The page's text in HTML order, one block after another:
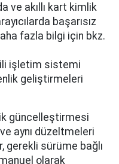
ve akıllı kart kimlik
başarısız
fazla bilgi için bkz.
işletim sistemi
geliştirmeleri
güncelleştirmesi
aynı düzeltmeleri
gerekli sürüme bağlı
olarak